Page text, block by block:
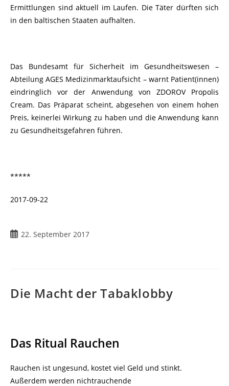
Ermittlungen sind aktuell im Laufen. Die Täter dürften sich
in den baltischen Staaten aufhalten.
Das Bundesamt für Sicherheit im Gesundheitswesen –
Abteilung AGES Medizinmarktaufsicht – warnt Patient(innen)
eindringlich vor der Anwendung von ZDOROV Propolis
Cream. Das Präparat scheint, abgesehen von einem hohen
Preis, keinerlei Wirkung zu haben und die Anwendung kann
zu Gesundheitsgefahren führen.
*****
2017-09-22
22. September 2017
Die Macht der Tabaklobby
Das Ritual Rauchen
Rauchen ist ungesund, kostet viel Geld und stinkt.
Außerdem werden nichtrauchende